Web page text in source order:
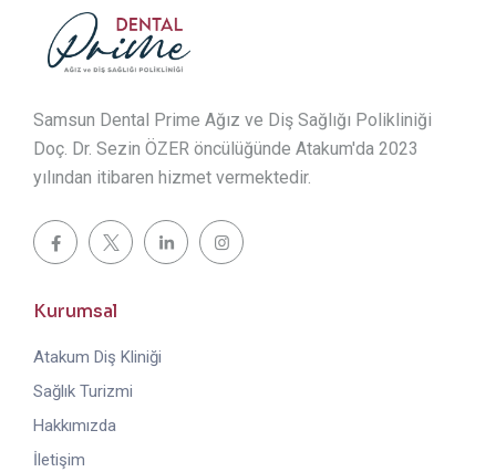
Samsun Dental Prime Ağız ve Diş Sağlığı Polikliniği
Doç. Dr. Sezin ÖZER öncülüğünde Atakum'da 2023
yılından itibaren hizmet vermektedir.
Kurumsal
Atakum Diş Kliniği
Sağlık Turizmi
Hakkımızda
İletişim